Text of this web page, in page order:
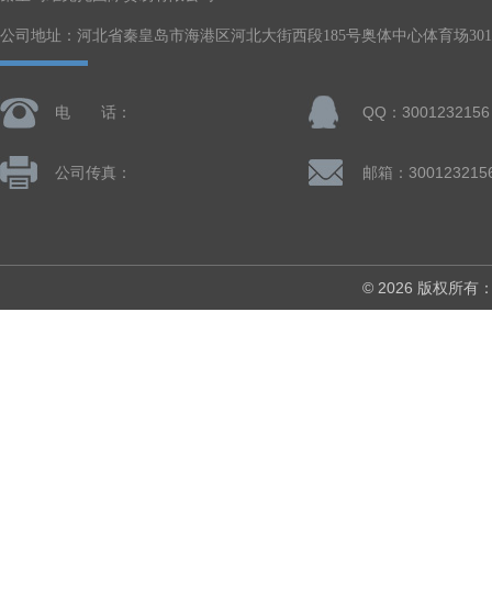
公司地址：河北省秦皇岛市海港区河北大街西段185号奥体中心体育场
电 话： QQ：3001232156
公司传真： 邮箱：
© 2026 版权所有